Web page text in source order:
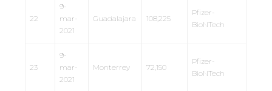
22
9-
mar-
2021
Guadalajara 108,225
Pfizer-
BioNTech
23
9-
mar-
2021
Monterrey 72,150
Pfizer-
BioNTech